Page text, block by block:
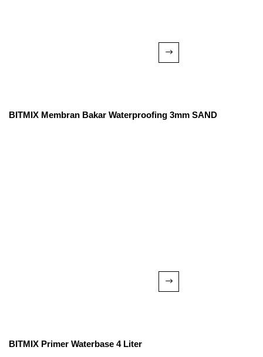
BITMIX Membran Bakar Waterproofing 3mm SAND
BITMIX Primer Waterbase 4 Liter